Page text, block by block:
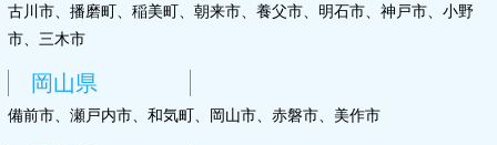
古川市、播磨町、稲美町、朝来市、養父市、明石市、神戸市、小野
市、三木市
岡山県
備前市、瀬戸内市、和気町、岡山市、赤磐市、美作市